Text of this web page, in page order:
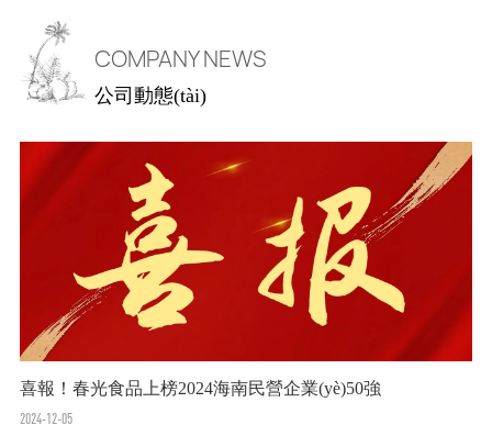
COMPANY NEWS
公司動態(tài)
喜報！春光食品上榜2024海南民營企業(yè)50強
2024-12-05